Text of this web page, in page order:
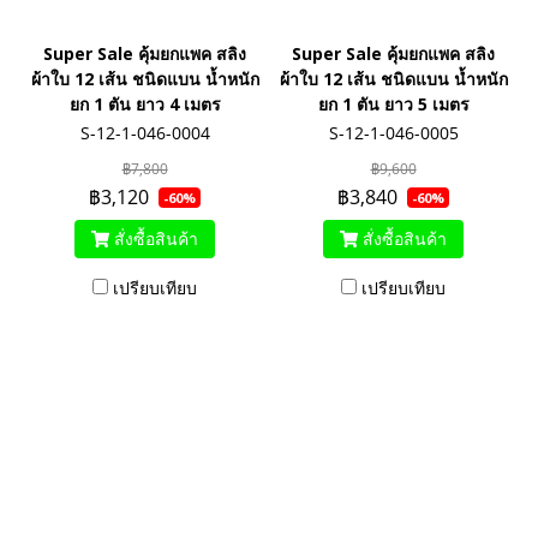
Super Sale คุ้มยกแพค สลิง
ผ้าใบ 12 เส้น ชนิดแบน น้ำหนัก
ยก 1 ตัน ยาว 4 เมตร
S-12-1-046-0004
฿7,800
฿3,120 -60%
สั่งซื้อสินค้า
เปรียบเทียบ
Super Sale คุ้มยกแพค สลิง
ผ้าใบ 12 เส้น ชนิดแบน น้ำหนัก
ยก 1 ตัน ยาว 5 เมตร
S-12-1-046-0005
฿9,600
฿3,840 -60%
สั่งซื้อสินค้า
เปรียบเทียบ